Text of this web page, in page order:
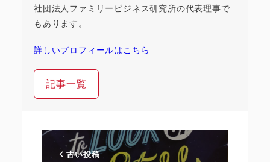
社団法人ファミリービジネス研究所の代表理事で
もあります。
詳しいプロフィールはこちら
記事一覧
古い投稿